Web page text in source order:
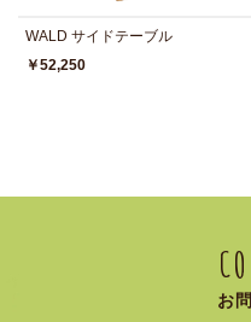
WALD サイドテーブル
￥52,250
お